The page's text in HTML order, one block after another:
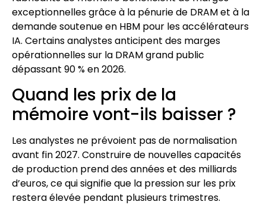
exceptionnelles grâce à la pénurie de DRAM et à la
demande soutenue en HBM pour les accélérateurs
IA. Certains analystes anticipent des marges
opérationnelles sur la DRAM grand public
dépassant 90 % en 2026.
Quand les prix de la
mémoire vont-ils baisser ?
Les analystes ne prévoient pas de normalisation
avant fin 2027. Construire de nouvelles capacités
de production prend des années et des milliards
d’euros, ce qui signifie que la pression sur les prix
restera élevée pendant plusieurs trimestres.